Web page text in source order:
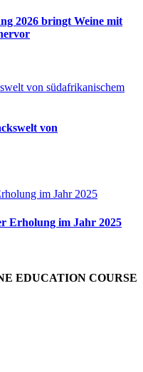
2026 bringt Weine mit
von südafrikanischem
von
im Jahr 2025
Erholung im Jahr 2025
EDUCATION COURSE